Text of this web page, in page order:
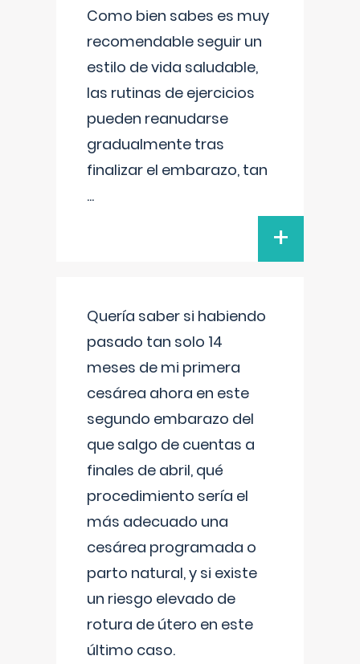
Como bien sabes es muy
recomendable seguir un
estilo de vida saludable,
las rutinas de ejercicios
pueden reanudarse
gradualmente tras
finalizar el embarazo, tan
...
+
Quería saber si habiendo
pasado tan solo 14
meses de mi primera
cesárea ahora en este
segundo embarazo del
que salgo de cuentas a
finales de abril, qué
procedimiento sería el
más adecuado una
cesárea programada o
parto natural, y si existe
un riesgo elevado de
rotura de útero en este
último caso.